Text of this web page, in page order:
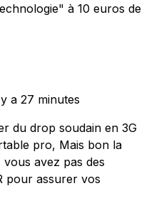
à 10 euros de
a 27 minutes
du drop soudain en 3G
pro, Mais bon la
vous avez pas des
pour assurer vos